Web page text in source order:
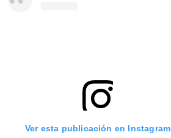
Ver esta publicación en Instagram